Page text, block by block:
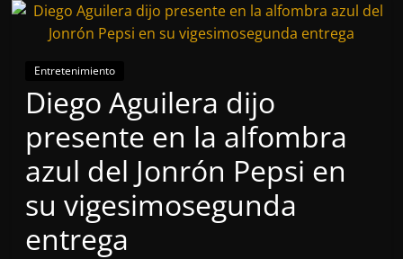
Entretenimiento
Diego Aguilera dijo
presente en la alfombra
azul del Jonrón Pepsi en
su vigesimosegunda
entrega